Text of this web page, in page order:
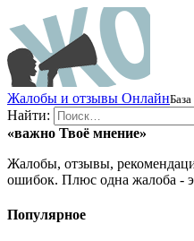
Жалобы и отзывы Онлайн
Найти:
«важно Твоё мнение»
Жалобы, отзывы,
ошибок. Плюс одна жалоба -
Популярное